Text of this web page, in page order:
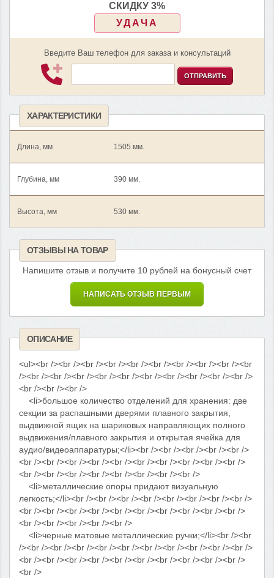
СКИДКУ 3%
УДАЧА
Введите Ваш телефон для заказа и консультаций
ОТПРАВИТЬ
ХАРАКТЕРИСТИКИ
Длина, мм 1505 мм.
Глубина, мм 390 мм.
Высота, мм 530 мм.
ОТЗЫВЫ НА ТОВАР
Напишите отзыв и получите 10 рублей на бонусный счет
НАПИСАТЬ ОТЗЫВ ПЕРВЫМ
ОПИСАНИЕ
<ul><br /><br /><br /><br /><br /><br /><br /><br /><br /><br
/><br /><br /><br /><br /><br /><br /><br /><br /><br /><br />
<br /><br /><br />
<li>большое количество отделений для хранения: две
секции за распашными дверями плавного закрытия,
выдвижной ящик на шариковых направляющих полного
выдвижения/плавного закрытия и открытая ячейка для
аудио/видеоаппаратуры;</li><br /><br /><br /><br /><br />
<br /><br /><br /><br /><br /><br /><br /><br /><br /><br />
<br /><br /><br /><br /><br /><br /><br /><br />
<li>металлические опоры придают визуальную
легкость;</li><br /><br /><br /><br /><br /><br /><br /><br />
<br /><br /><br /><br /><br /><br /><br /><br /><br /><br />
<br /><br /><br /><br /><br />
<li>черные матовые металлические ручки;</li><br /><br
/><br /><br /><br /><br /><br /><br /><br /><br /><br /><br />
<br /><br /><br /><br /><br /><br /><br /><br /><br /><br />
<br />